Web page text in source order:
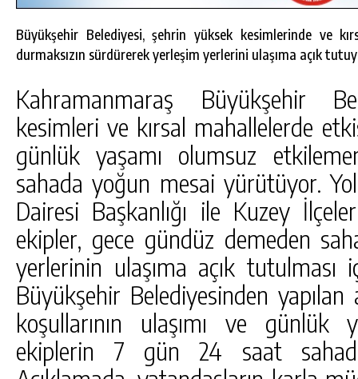
Büyükşehir Belediyesi, şehrin yüksek kesimlerinde ve
durmaksızın sürdürerek yerleşim yerlerini ulaşıma açık
Kahramanmaraş Büyükşehir
kesimleri ve kırsal mahallelerde
günlük yaşamı olumsuz
sahada yoğun mesai yürütüyor.
Dairesi Başkanlığı ile Kuzey
ekipler, gece gündüz demeden
yerlerinin ulaşıma açık tutulması
Büyükşehir Belediyesinden
koşullarının ulaşımı ve günlük
ekiplerin 7 gün 24 saat
GÜNLÜK HABER AKIŞI
GÖKSUN HAFIZLIK KIZ KUR’AN KURSU
ÖĞRENCILERINE DARENDE GEZISI.